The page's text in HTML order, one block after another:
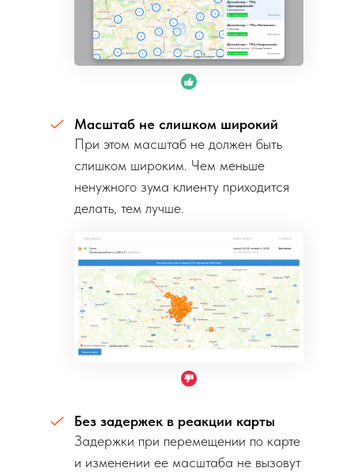
Масштаб не слишком широкий
При этом масштаб не должен быть
слишком широким. Чем меньше
ненужного зума клиенту приходится
делать, тем лучше.
Без задержек в реакции карты
Задержки при перемещении по карте
и изменении ее масштаба не вызовут